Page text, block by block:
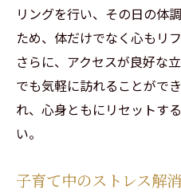
リングを行い、その日の体
ため、体だけでなく心もリ
さらに、アクセスが良好な
でも気軽に訪れることがで
れ、心身ともにリセットす
い。
子育て中のストレス解